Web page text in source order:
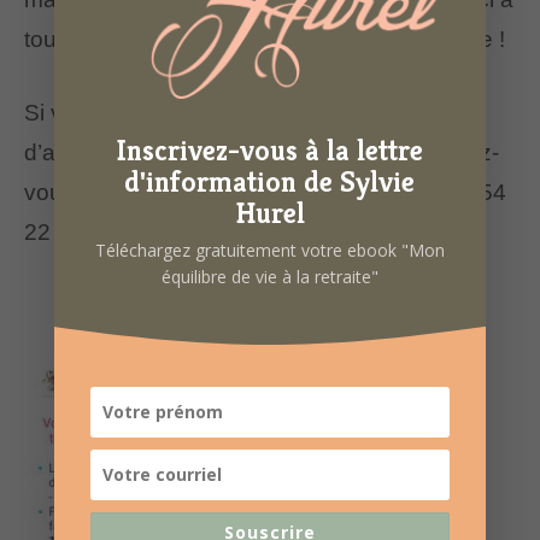
toutes et à tous pour votre participation active !
Si vous souhaitez participer au premier cycle
d’ateliers qui démarre le 17 octobre, inscrivez-
vous sans tarder auprès de l’Opar au 02 99 54
22 23.
Inscrivez-vous à la lettre
d'information de Sylvie
Hurel
Téléchargez gratuitement votre ebook "Mon
équilibre de vie à la retraite"
Souscrire